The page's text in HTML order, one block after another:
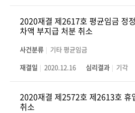
2020재결 제2617호 평균임금 정
차액 부지급 처분 취소
사건분류
기타 평균임금
재결일
2020.12.16 심리결과 기각
2020재결 제2572호 제2613호 휴
취소